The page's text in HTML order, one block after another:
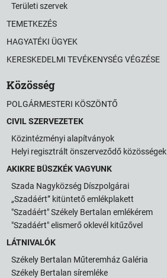
Területi szervek
TEMETKEZÉS
HAGYATÉKI ÜGYEK
KERESKEDELMI TEVÉKENYSÉG VÉGZÉSE
Közösség
POLGÁRMESTERI KÖSZÖNTŐ
CIVIL SZERVEZETEK
Közintézményi alapítványok
Helyi regisztrált önszerveződő közösségek
AKIKRE BÜSZKÉK VAGYUNK
Szada Nagyközség Díszpolgárai
„Szadáért” kitüntető emlékplakett
"Szadáért" Székely Bertalan emlékérem
"Szadáért" elismerő oklevél kitűzővel
LÁTNIVALÓK
Székely Bertalan Műteremház Galéria
Székely Bertalan síremléke